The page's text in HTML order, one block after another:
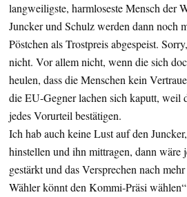
langweiligste, harmloseste Mensch der
Juncker und Schulz werden dann noch
Pöstchen als Trostpreis abgespeist.
nicht. Vor allem nicht, wenn die sich
heulen, dass die Menschen kein
die EU-Gegner lachen sich kaputt, weil
jedes Vorurteil bestätigen.
Ich hab auch keine Lust auf den
hinstellen und ihn mittragen, dann wäre
gestärkt und das Versprechen nach
Wähler könnt den Kommi-Präsi